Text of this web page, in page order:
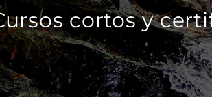
cortos y